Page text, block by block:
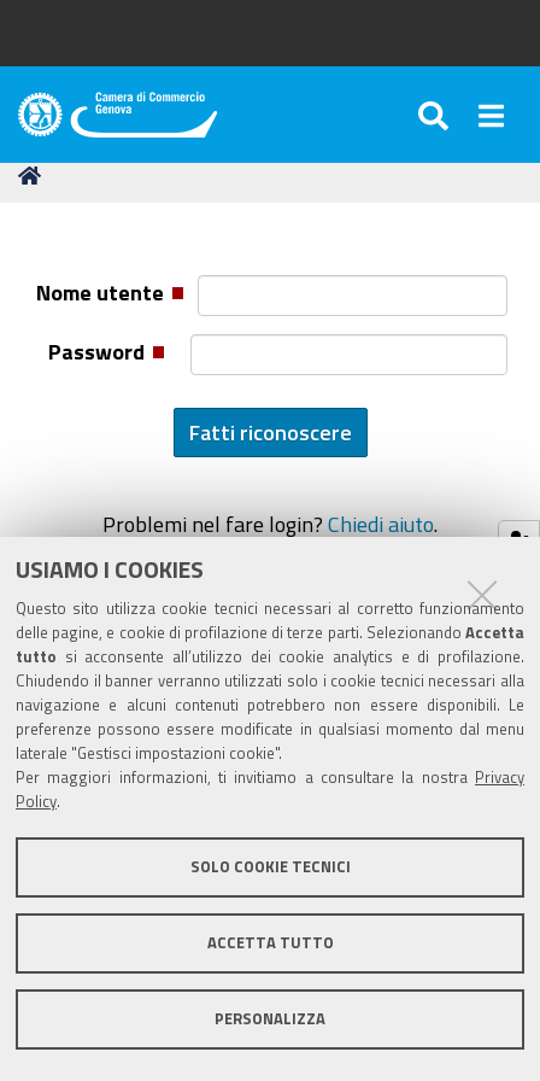
USIAMO I COOKIES
Questo sito utilizza cookie tecnici necessari al corretto funzionamento
delle pagine, e cookie di profilazione di terze parti. Selezionando Accetta
tutto si acconsente all’utilizzo dei cookie analytics e di profilazione.
Chiudendo il banner verranno utilizzati solo i cookie tecnici necessari alla
navigazione e alcuni contenuti potrebbero non essere disponibili. Le
preferenze possono essere modificate in qualsiasi momento dal menu
laterale "Gestisci impostazioni cookie".
Per maggiori informazioni, ti invitiamo a consultare la nostra
Privacy
Policy
SOLO COOKIE TECNICI
ACCETTA TUTTO
PERSONALIZZA
Camera
Commercio
Tu
Nome utente
Password
Problemi nel fare login? Chiedi aiuto